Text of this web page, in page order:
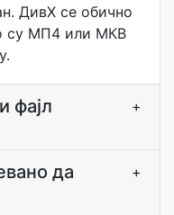
ДивX се обично
су МП4 или МКВ
фајл
+
да
+